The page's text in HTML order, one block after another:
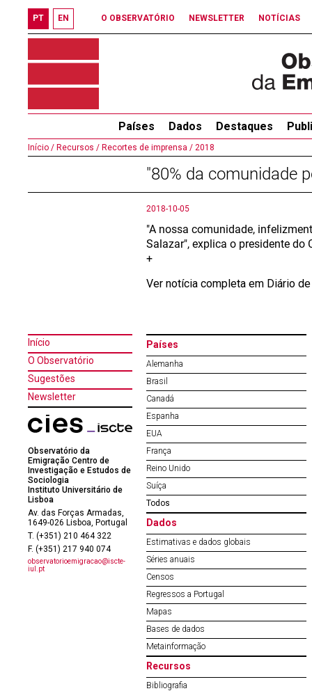
PT EN O OBSERVATÓRIO NEWSLETTER NOTÍCIAS
Países Dados Destaques
Início / Recursos / Recortes de imprensa / 2018
"80% da comunidade
2018-10-05
"A nossa comunidade,
Salazar", explica o presidente do
+
Ver notícia completa em Diário
Início
O Observatório
Sugestões
Newsletter
Observatório da
Emigração Centro de
Investigação e Estudos de
Sociologia
Instituto Universitário de
Lisboa
Av. das Forças Armadas,
1649-026 Lisboa, Portugal
T. (+351) 210 464 322
F. (+351) 217 940 074
observatorioemigracao@iscte-
iul.pt
Países
Alemanha
Brasil
Canadá
Espanha
EUA
França
Reino Unido
Suíça
Todos
Dados
Estimativas e dados globais
Séries anuais
Censos
Regressos a Portugal
Mapas
Bases de dados
Metainformação
Recursos
Bibliografia